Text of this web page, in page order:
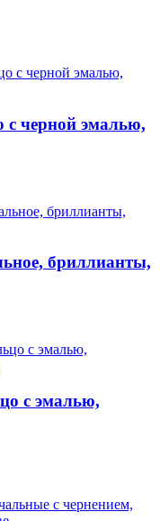
с черной эмалью,
бриллианты,
с эмалью,